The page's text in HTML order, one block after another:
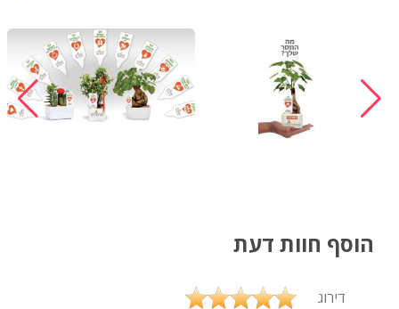
הוסף חוות דעת
דירוג